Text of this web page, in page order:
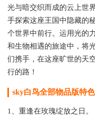
光与暗交织而成的云上世
手探索这座王国中隐藏的
个世界中前行。运用光的
和生物相遇的旅途中，将
们携手，在这座旷世的天
行的路！
sky白鸟全部物品版特色
1、重逢在玫瑰绽放之日。